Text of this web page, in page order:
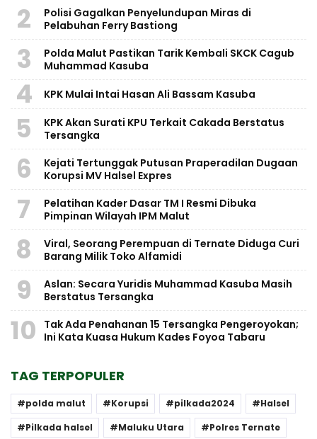
2
Polisi Gagalkan Penyelundupan Miras di
Pelabuhan Ferry Bastiong
3
Polda Malut Pastikan Tarik Kembali SKCK Cagub
Muhammad Kasuba
4 KPK Mulai Intai Hasan Ali Bassam Kasuba
5
KPK Akan Surati KPU Terkait Cakada Berstatus
Tersangka
6
Kejati Tertunggak Putusan Praperadilan Dugaan
Korupsi MV Halsel Expres
7
Pelatihan Kader Dasar TM I Resmi Dibuka
Pimpinan Wilayah IPM Malut
8
Viral, Seorang Perempuan di Ternate Diduga Curi
Barang Milik Toko Alfamidi
9
Aslan: Secara Yuridis Muhammad Kasuba Masih
Berstatus Tersangka
10
Tak Ada Penahanan 15 Tersangka Pengeroyokan;
Ini Kata Kuasa Hukum Kades Foyoa Tabaru
TAG TERPOPULER
polda malut Korupsi pilkada2024
Halsel
Pilkada halsel
Maluku Utara Polres Ternate